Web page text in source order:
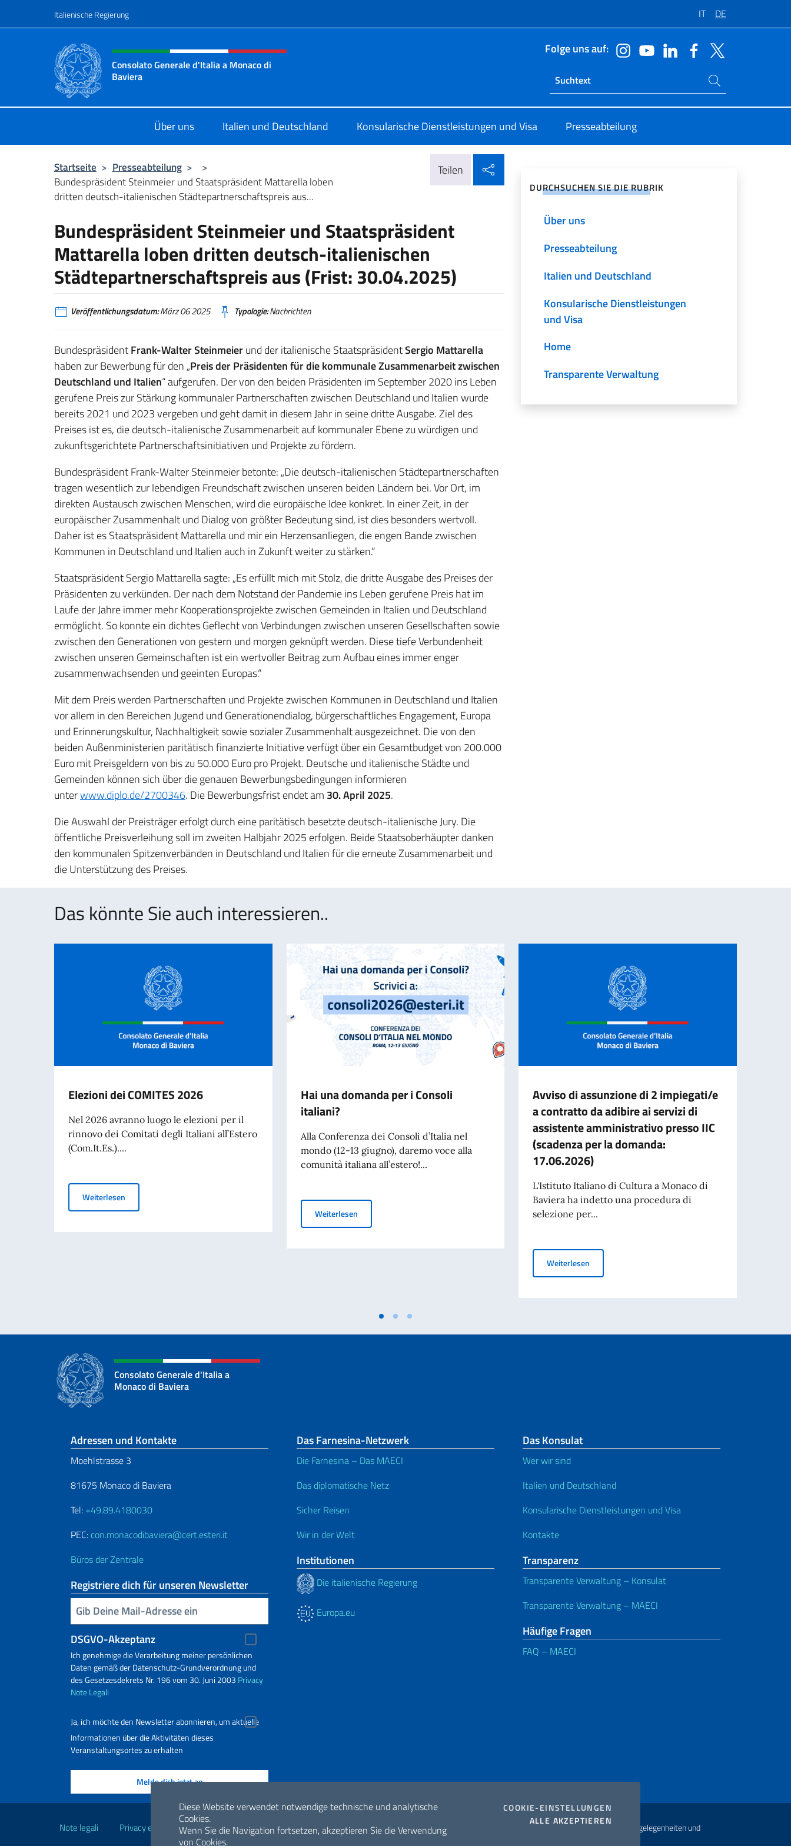
Diese Website verwendet notwendige technische und analytische
Cookies.
Wenn Sie die Navigation fortsetzen, akzeptieren Sie die Verwendung
von Cookies.
COOKIE-EINSTELLUNGEN COOKIES
ALLE AKZEPTIEREN
Italienische Regierung IT DE
Header-Site, Social und Menü
Consolato Generale d'Italia a Monaco di
Baviera
Folge uns auf:
Ricerca sito live
Suchen Sie auf der Website
Über uns Italien und Deutschland Konsularische Dienstleistungen und Visa Presseabteilung
Startseite > Presseabteilung >
>
Bundespräsident Steinmeier und Staatspräsident Mattarella loben
dritten deutsch-italienischen Städtepartnerschaftspreis aus...
Teilen
Bundespräsident Steinmeier und Staatspräsident
Mattarella loben dritten deutsch-italienischen
Städtepartnerschaftspreis aus (Frist: 30.04.2025)
Veröffentlichungsdatum:März 06 2025 Typologie:Nachrichten
BundespräsidentFrank-Walter Steinmeierund der italienische StaatspräsidentSergio Mattarella
haben zur Bewerbung für den „Preis der Präsidenten für die kommunale Zusammenarbeit zwischen
Deutschland und Italien“ aufgerufen. Der von den beiden Präsidenten im September 2020 ins Leben
gerufene Preis zur Stärkung kommunaler Partnerschaften zwischen Deutschland und Italien wurde
bereits 2021 und 2023 vergeben und geht damit in diesem Jahr in seine dritte Ausgabe. Ziel des
Preises ist es, die deutsch-italienische Zusammenarbeit auf kommunaler Ebene zu würdigen und
zukunftsgerichtete Partnerschaftsinitiativen und Projekte zu fördern.
Bundespräsident Frank-Walter Steinmeier betonte: „Die deutsch-italienischen Städtepartnerschaften
tragen wesentlich zur lebendigen Freundschaft zwischen unseren beiden Ländern bei. Vor Ort, im
direkten Austausch zwischen Menschen, wird die europäische Idee konkret. In einer Zeit, in der
europäischer Zusammenhalt und Dialog von größter Bedeutung sind, ist dies besonders wertvoll.
Daher ist es Staatspräsident Mattarella und mir ein Herzensanliegen, die engen Bande zwischen
Kommunen in Deutschland und Italien auch in Zukunft weiter zu stärken.“
Staatspräsident Sergio Mattarella sagte: „Es erfüllt mich mit Stolz, die dritte Ausgabe des Preises der
Präsidenten zu verkünden. Der nach dem Notstand der Pandemie ins Leben gerufene Preis hat im
Laufe der Jahre immer mehr Kooperationsprojekte zwischen Gemeinden in Italien und Deutschland
ermöglicht. So konnte ein dichtes Geflecht von Verbindungen zwischen unseren Gesellschaften sowie
zwischen den Generationen von gestern und morgen geknüpft werden. Diese tiefe Verbundenheit
zwischen unseren Gemeinschaften ist ein wertvoller Beitrag zum Aufbau eines immer enger
zusammenwachsenden und geeinten Europas.“
Mit dem Preis werden Partnerschaften und Projekte zwischen Kommunen in Deutschland und Italien
vor allem in den Bereichen Jugend und Generationendialog, bürgerschaftliches Engagement, Europa
und Erinnerungskultur, Nachhaltigkeit sowie sozialer Zusammenhalt ausgezeichnet. Die von den
beiden Außenministerien paritätisch finanzierte Initiative verfügt über ein Gesamtbudget von 200.000
Euro mit Preisgeldern von bis zu 50.000 Euro pro Projekt. Deutsche und italienische Städte und
Gemeinden können sich über die genauen Bewerbungsbedingungen informieren
unterwww.diplo.de/2700346. Die Bewerbungsfrist endet am 30. April 2025.
Die Auswahl der Preisträger erfolgt durch eine paritätisch besetzte deutsch-italienische Jury. Die
öffentliche Preisverleihung soll im zweiten Halbjahr 2025 erfolgen. Beide Staatsoberhäupter danken
den kommunalen Spitzenverbänden in Deutschland und Italien für die erneute Zusammenarbeit und
die Unterstützung des Preises.
DURCHSUCHEN SIE DIE RUBRIK
Über uns
Presseabteilung
Italien und Deutschland
Konsularische Dienstleistungen
und Visa
Home
Transparente Verwaltung
Das könnte Sie auch interessieren..
Elezioni dei COMITES 2026
Nel 2026 avranno luogo le elezioni per il
rinnovo dei Comitati degli Italiani all’Estero
(Com.It.Es.)....
Weiterlesen
Hai una domanda per i Consoli
italiani?
Alla Conferenza dei Consoli d’Italia nel
mondo (12-13 giugno), daremo voce alla
comunità italiana all’estero!...
WeiterlesenHai una domanda per i Consoli italiani?
Avviso di assunzione di 2 impiegati/e
a contratto da adibire ai servizi di
assistente amministrativo presso IIC
(scadenza per la domanda:
17.06.2026)
L'Istituto Italiano di Cultura a Monaco di
Baviera ha indetto una procedura di
selezione per...
Weiterlesen
Consolato Generale d'Italia a
Monaco di Baviera
Fußbereich
Adressen und Kontakte
Moehlstrasse 3
81675 Monaco di Baviera
Tel: +49.89.4180030
PEC: con.monacodibaviera@cert.esteri.it
Büros der Zentrale
Registriere dich für unseren Newsletter
Geben Sie Ihre E-Mail ein
DSGVO-Akzeptanz
Ich genehmige die Verarbeitung meiner persönlichen
Daten gemäß der Datenschutz-Grundverordnung und
des Gesetzesdekrets Nr. 196 vom 30. Juni 2003 Privacy
Note Legali
Ja, ich möchte den Newsletter abonnieren, um aktuelle
Informationen über die Aktivitäten dieses
Veranstaltungsortes zu erhalten
Das Farnesina-Netzwerk
Die Farnesina – Das MAECI
Das diplomatische Netz
Sicher Reisen
Wir in der Welt
Institutionen
Die italienische Regierung
Europa.eu
Das Konsulat
Wer wir sind
Italien und Deutschland
Konsularische Dienstleistungen und Visa
Kontakte
Transparenz
Transparente Verwaltung – Konsulat
Transparente Verwaltung – MAECI
Häufige Fragen
FAQ – MAECI
Note legali Privacy e cookie policy Dichiarazione di accessibilità
2026 Urheberrecht Ministerium für auswärtige Angelegenheiten und